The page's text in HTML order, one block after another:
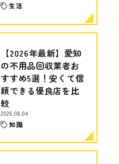
生活
【2026年最新】愛知
の不用品回収業者お
すすめ5選！安くて信
頼できる優良店を比
較
2026.08.04
知識